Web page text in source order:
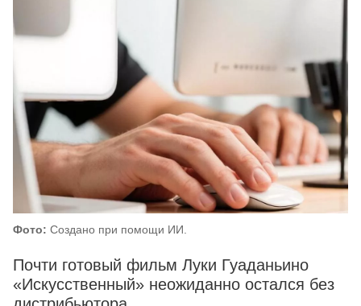
Фото: Создано при помощи ИИ.
Почти готовый фильм Луки Гуаданьино
«Искусственный» неожиданно остался без